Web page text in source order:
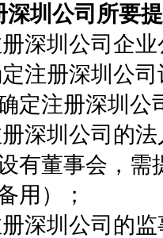
深圳公司所要
深圳公司企业
注册深圳公
定注册深圳公
深圳公司的
有董事会，需
用）；
深圳公司的